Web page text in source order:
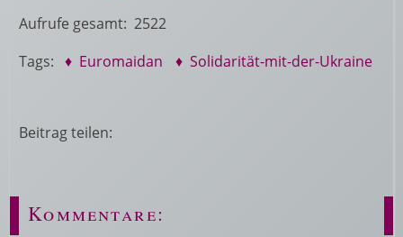
Aufrufe gesamt: 2522
Tags: ♦ Euromaidan ♦ Solidarität-mit-der-Ukraine
Beitrag teilen:
Kommentare: